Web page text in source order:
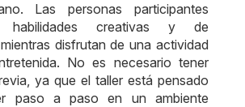
Las personas participantes
habilidades creativas y de
disfrutan de una actividad
No es necesario tener
ya que el taller está pensado
paso a paso en un ambiente